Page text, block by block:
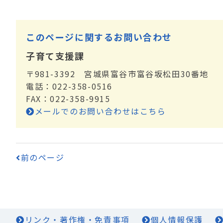
このページに関するお問い合わせ
子育て支援課
〒981-3392 宮城県富谷市富谷坂松田30番地
電話：022-358-0516
FAX：022-358-9915
メールでのお問い合わせはこちら
前のページ
リンク・著作権・免責事項 個人情報保護